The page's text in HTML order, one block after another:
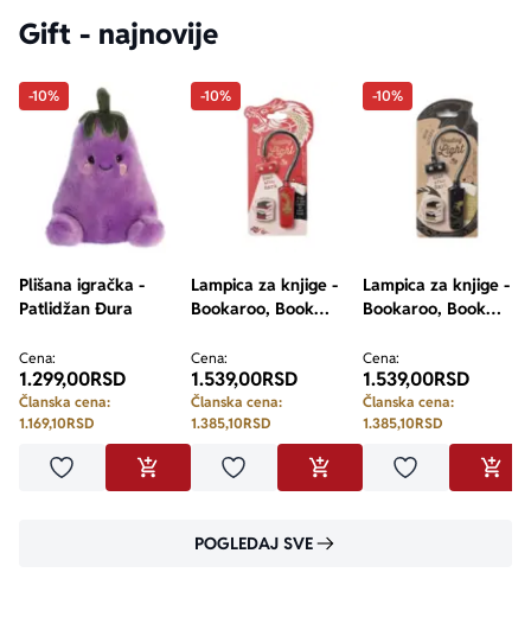
Gift - najnovije
-10%
Plišana igračka -
Patlidžan Đura
Cena:
1.299,00RSD
Članska cena:
1.169,10RSD
Dodaj u omiljeneDODAJ U KORPU
-10%
Lampica za knjige -
Bookaroo, Book
Dragon
Cena:
1.539,00RSD
Članska cena:
1.385,10RSD
Dodaj u omiljeneDODAJ U KORPU
-10%
Lampica za knjige -
Bookaroo, Book
Cena:
1.539,00RSD
Članska cena:
1.385,10RSD
Dodaj u
POGLEDAJ SVE